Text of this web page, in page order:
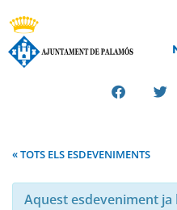
« TOTS ELS ESDEVENIMENTS
Aquest esdeveniment ja